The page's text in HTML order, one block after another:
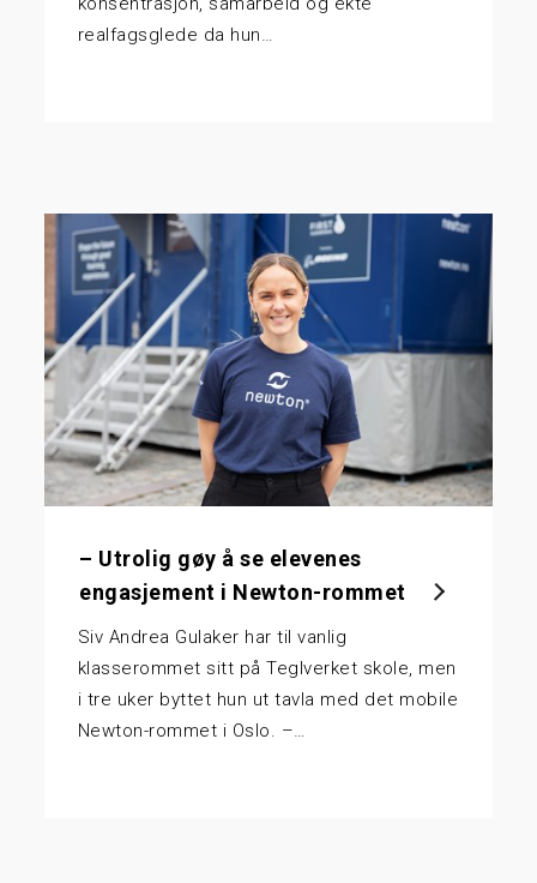
realfagsglede da hun…
– Utrolig gøy å se elevenes
engasjement i Newton-rommet
Siv Andrea Gulaker har til vanlig
klasserommet sitt på Teglverket skole, men
i tre uker byttet hun ut tavla med det mobile
Newton-rommet i Oslo. –…